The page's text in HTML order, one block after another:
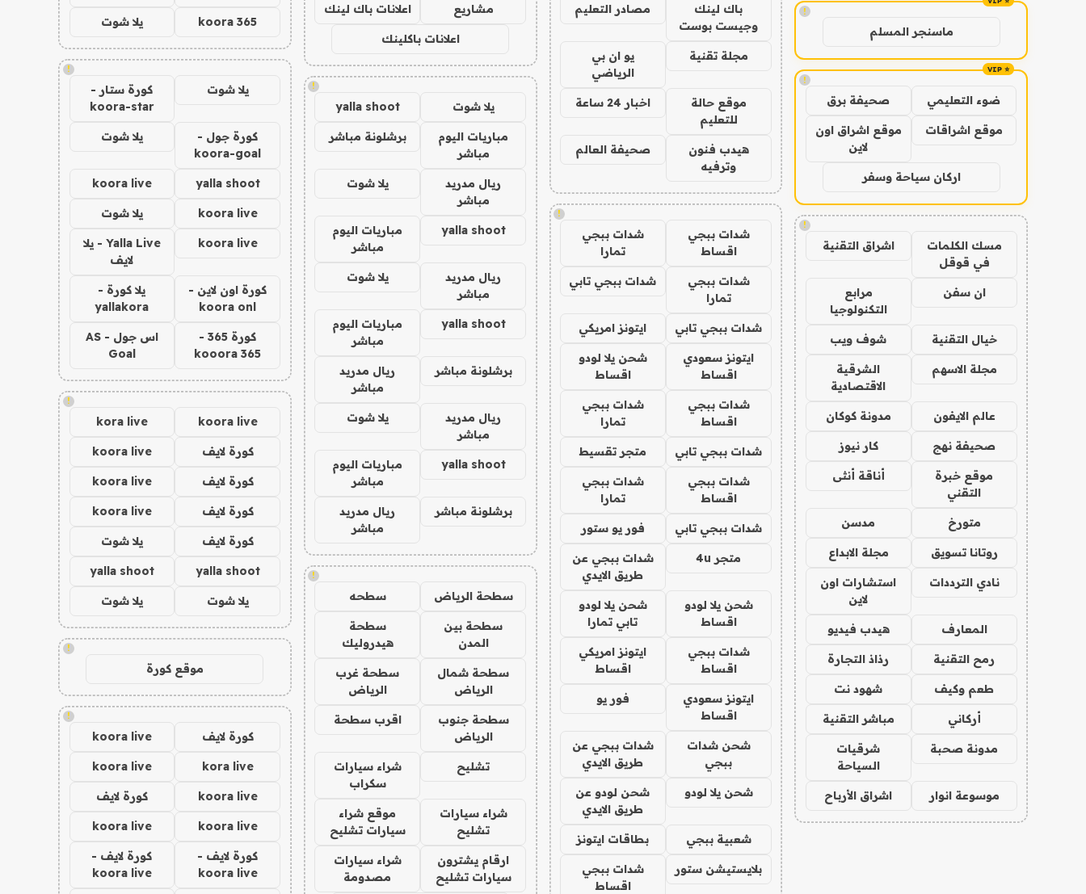
!
ماسنجر المسلم
!
ضوء التعليمي صحيفة برق
موقع اشراقات
موقع اشراق اون
لاين
اركان سياحة وسفر
!
مسك الكلمات
في قوقل
اشراق التقنية
ان سفن
مرابع
التكنولوجيا
خيال التقنية شوف ويب
مجلة الاسهم
الشرقية
الاقتصادية
عالم الايفون مدونة كوكان
صحيفة نهج كار نيوز
موقع خبرة
التقني
أناقة أنثى
متورخ مدسن
روتانا تسويق مجلة الابداع
نادي الترددات
استشارات اون
لاين
المعارف هيدب فيديو
رمح التقنية رذاذ التجارة
طعم وكيف شهود نت
أركاني مباشر التقنية
مدونة صحبة
شرقيات
السياحة
موسوعة انوار اشراق الأرباح
باك لينك
وجيست بوست
مصادر التعليم
مجلة تقنية
يو ان بي
الرياضي
موقع حالة
للتعليم
اخبار 24 ساعة
هيدب فنون
وترفيه
صحيفة العالم
!
شدات ببجي
اقساط
شدات ببجي
تمارا
شدات ببجي
تمارا
شدات ببجي تابي
شدات ببجي تابي ايتونز امريكي
ايتونز سعودي
اقساط
شحن يلا لودو
اقساط
شدات ببجي
اقساط
شدات ببجي
تمارا
شدات ببجي تابي متجر تقسيط
شدات ببجي
اقساط
شدات ببجي
تمارا
شدات ببجي تابي فور يو ستور
متجر 4u
شدات ببجي عن
طريق الايدي
شحن يلا لودو
اقساط
شحن يلا لودو
تابي تمارا
شدات ببجي
اقساط
ايتونز امريكي
اقساط
ايتونز سعودي
اقساط
فور يو
شحن شدات
ببجي
شدات ببجي عن
طريق الايدي
شحن يلا لودو
شحن لودو عن
طريق الايدي
شعبية ببجي بطاقات ايتونز
بلايستيشن ستور
شدات ببجي
اقساط
مشاريع اعلانات باك لينك
اعلانات باكلينك
!
يلا شوت yalla shoot
مباريات اليوم
مباشر
برشلونة مباشر
ريال مدريد
مباشر
يلا شوت
yalla shoot
مباريات اليوم
مباشر
ريال مدريد
مباشر
يلا شوت
yalla shoot
مباريات اليوم
مباشر
برشلونة مباشر
ريال مدريد
مباشر
ريال مدريد
مباشر
يلا شوت
yalla shoot
مباريات اليوم
مباشر
برشلونة مباشر
ريال مدريد
مباشر
!
سطحة الرياض سطحه
سطحة بين
المدن
سطحة
هيدروليك
سطحة شمال
الرياض
سطحة غرب
الرياض
سطحة جنوب
الرياض
اقرب سطحة
تشليح
شراء سيارات
سكراب
شراء سيارات
تشليح
موقع شراء
سيارات تشليح
ارقام يشترون
سيارات تشليح
شراء سيارات
مصدومة
koora 365 يلا شوت
!
يلا شوت
كورة ستار -
koora-star
كورة جول -
koora-goal
يلا شوت
yalla shoot
koora live
koora live يلا شوت
koora live
Yalla Live - يلا
لايف
كورة اون لاين -
koora onl
يلا كورة -
yallakora
كورة 365 -
kooora 365
اس جول - AS
Goal
!
koora live
kora live
كورة لايف koora live
كورة لايف koora live
كورة لايف koora live
كورة لايف يلا شوت
yalla shoot
yalla shoot
يلا شوت يلا شوت
!
موقع كورة
!
كورة لايف koora live
kora live
koora live
koora live كورة لايف
koora live
koora live
كورة لايف -
koora live
كورة لايف -
koora live